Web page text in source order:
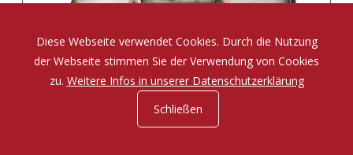
Eine Zauberposse von Michael Ende
Diese Webseite verwendet Cookies. Durch die Nutzung
der Webseite stimmen Sie der Verwendung von Cookies
zu. Weitere Infos in unserer Datenschutzerklärung
Schließen